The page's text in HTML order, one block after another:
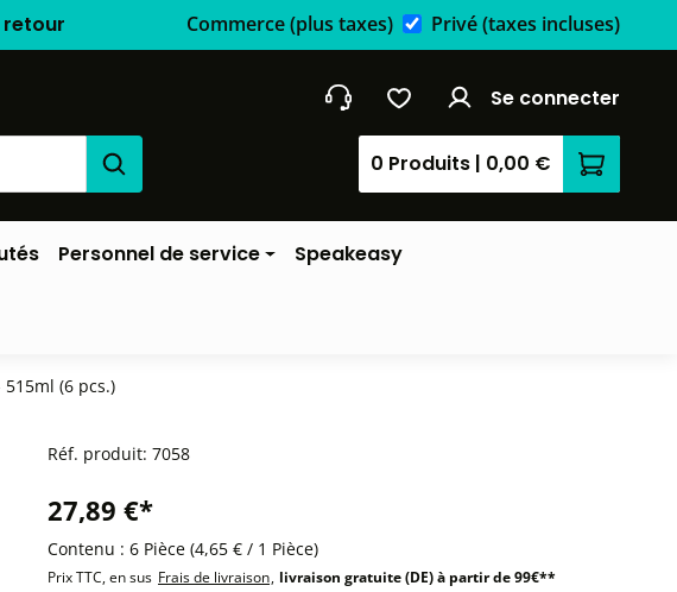
retour Commerce(plus taxes) Privé(taxes incluses)
Se connecter
0 Produits | 0,00 € Le
Personnel de service Speakeasy
(6 pcs.)
Réf. produit: 7058
27,89 €*
Contenu : 6 Pièce (4,65 € / 1 Pièce)
Prix TTC, en sus Frais de livraison, livraison gratuite (DE) à partir de 99€**